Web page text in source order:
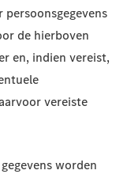
de hierboven
en, indien vereist,
vereiste
worden